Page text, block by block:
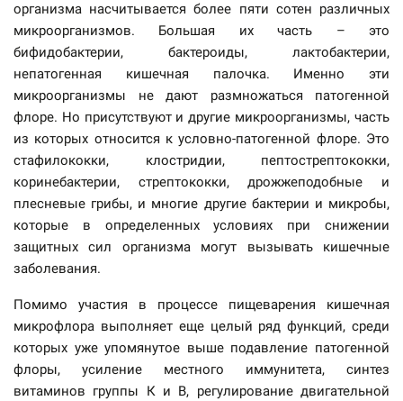
организма насчитывается более пяти сотен различных
микроорганизмов. Большая их часть – это
бифидобактерии, бактероиды, лактобактерии,
непатогенная кишечная палочка. Именно эти
микроорганизмы не дают размножаться патогенной
флоре. Но присутствуют и другие микроорганизмы, часть
из которых относится к условно-патогенной флоре. Это
стафилококки, клостридии, пептострептококки,
коринебактерии, стрептококки, дрожжеподобные и
плесневые грибы, и многие другие бактерии и микробы,
которые в определенных условиях при снижении
защитных сил организма могут вызывать кишечные
заболевания.
Помимо участия в процессе пищеварения кишечная
микрофлора выполняет еще целый ряд функций, среди
которых уже упомянутое выше подавление патогенной
флоры, усиление местного иммунитета, синтез
витаминов группы К и B, регулирование двигательной